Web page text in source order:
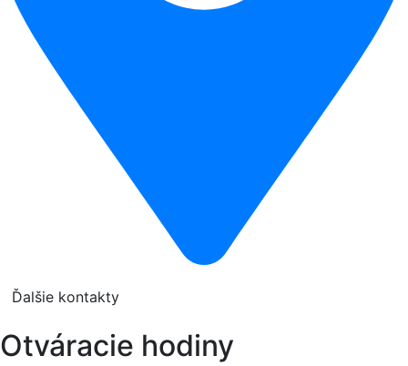
Ďalšie kontakty
Otváracie hodiny